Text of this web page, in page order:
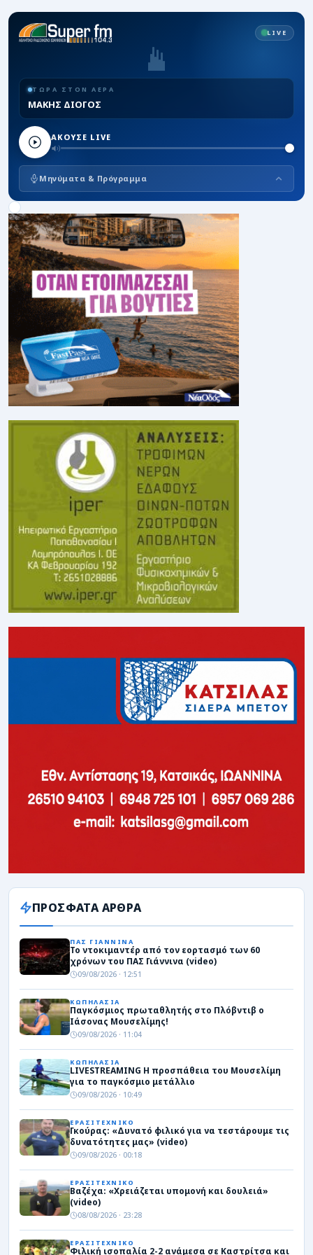
LIVE
ΤΩΡΑ ΣΤΟΝ ΑΕΡΑ
ΜΑΚΗΣ ΔΙΟΓΟΣ
ΑΚΟΥΣΕ LIVE
Μηνύματα & Πρόγραμμα
ΠΡΟΣΦΑΤΑ ΑΡΘΡΑ
ΠΑΣ ΓΙΑΝΝΙΝΑ
Το ντοκιμαντέρ από τον εορτασμό των 60
χρόνων του ΠΑΣ Γιάννινα (video)
09/08/2026 · 12:51
ΚΩΠΗΛΑΣΙΑ
Παγκόσμιος πρωταθλητής στο Πλόβντιβ ο
Ιάσονας Μουσελίμης!
09/08/2026 · 11:04
ΚΩΠΗΛΑΣΙΑ
LIVESTREAMING Η προσπάθεια του Μουσελίμη
για το παγκόσμιο μετάλλιο
09/08/2026 · 10:49
ΕΡΑΣΙΤΕΧΝΙΚΟ
Γκούρας: «Δυνατό φιλικό για να τεστάρουμε τις
δυνατότητες μας» (video)
09/08/2026 · 00:18
ΕΡΑΣΙΤΕΧΝΙΚΟ
Βαζέχα: «Χρειάζεται υπομονή και δουλειά»
(video)
08/08/2026 · 23:28
ΕΡΑΣΙΤΕΧΝΙΚΟ
Φιλική ισοπαλία 2-2 ανάμεσα σε Καστρίτσα και